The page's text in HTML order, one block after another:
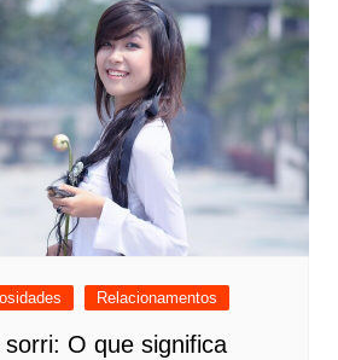
Relacionamentos
O que significa